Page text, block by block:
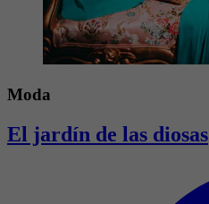
Moda
El jardín de las diosas